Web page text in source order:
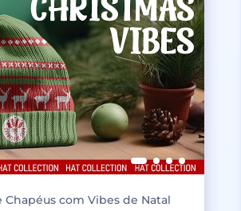
Chapéus com Vibes de Natal